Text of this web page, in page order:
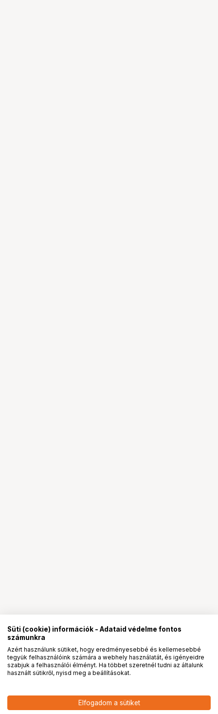
KUPO KS-038 HEX ADAPTER
PROpartnerségek
Süti (cookie) információk - Adataid védelme fontos
számunkra
Azért használunk sütiket, hogy eredményesebbé és kellemesebbé
tegyük felhasználóink számára a webhely használatát, és igényeidre
szabjuk a felhasználói élményt. Ha többet szeretnél tudni az általunk
használt sütikről, nyisd meg a beállításokat.
Elfogadom a sütiket